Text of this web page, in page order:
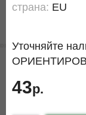
страна: EU
Уточняйте
43р.